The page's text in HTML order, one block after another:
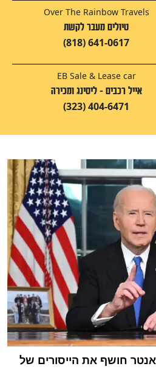
Over The Rainbow Travels
טיולים מעבר לקשת
(818) 641-0617
EB Sale & Lease car
אייל רכבים - ליסינג ומכירה
(323) 404-6471
חושף את הייסורים של